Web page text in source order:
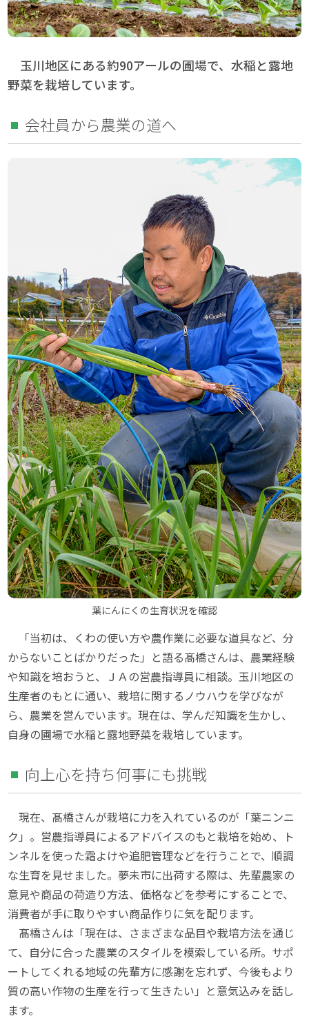
玉川地区にある約90アールの圃場で、水稲と露地
野菜を栽培しています。
会社員から農業の道へ
葉にんにくの生育状況を確認
「当初は、くわの使い方や農作業に必要な道具など、分
からないことばかりだった」と語る髙橋さんは、農業経験
や知識を培おうと、ＪＡの営農指導員に相談。玉川地区の
生産者のもとに通い、栽培に関するノウハウを学びなが
ら、農業を営んでいます。現在は、学んだ知識を生かし、
自身の圃場で水稲と露地野菜を栽培しています。
向上心を持ち何事にも挑戦
現在、髙橋さんが栽培に力を入れているのが「葉ニンニ
ク」。営農指導員によるアドバイスのもと栽培を始め、ト
ンネルを使った霜よけや追肥管理などを行うことで、順調
な生育を見せました。夢未市に出荷する際は、先輩農家の
意見や商品の荷造り方法、価格などを参考にすることで、
消費者が手に取りやすい商品作りに気を配ります。
髙橋さんは「現在は、さまざまな品目や栽培方法を通じ
て、自分に合った農業のスタイルを模索している所。サポ
ートしてくれる地域の先輩方に感謝を忘れず、今後もより
質の高い作物の生産を行って生きたい」と意気込みを話し
ます。